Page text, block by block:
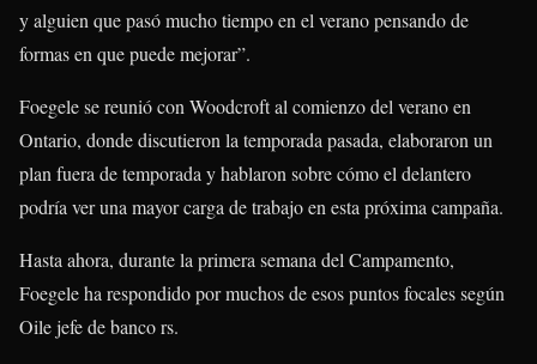
y alguien que pasó mucho tiempo en el verano pensando de
formas en que puede mejorar”.
Foegele se reunió con Woodcroft al comienzo del verano en
Ontario, donde discutieron la temporada pasada, elaboraron un
plan fuera de temporada y hablaron sobre cómo el delantero
podría ver una mayor carga de trabajo en esta próxima campaña.
Hasta ahora, durante la primera semana del Campamento,
Foegele ha respondido por muchos de esos puntos focales según
Oile jefe de banco rs.